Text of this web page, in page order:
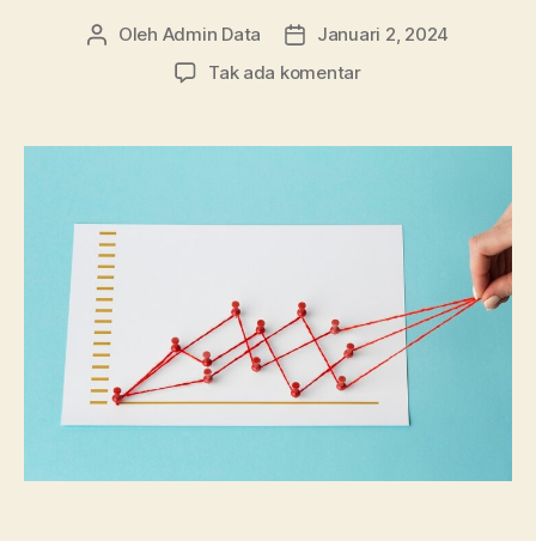
Penulis
Oleh Admin Data
Tanggal
Januari 2, 2024
Tak ada komentarpada
Regresi
Pengertian
Kelebihannya